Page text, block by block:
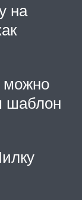
на
можно
шаблон